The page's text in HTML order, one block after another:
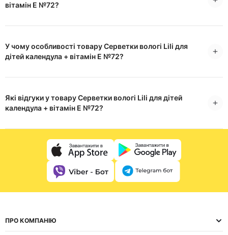
вітамін Е №72?
У чому особливості товару Серветки вологі Lili для
дітей календула + вітамін Е №72?
Які відгуки у товару Серветки вологі Lili для дітей
календула + вітамін Е №72?
ПРО КОМПАНІЮ